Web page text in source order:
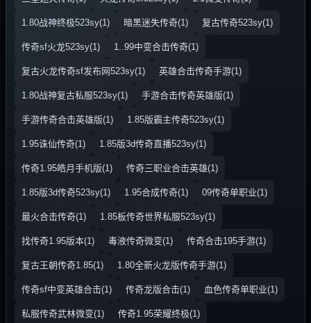
1.80战神终极523sy(1) 暗黑迷失传奇(1) 复古传奇523sy(1)
传奇sf火龙523sy(1) 1..99中变合击传奇(1)
复古火龙传奇sf发布网523sy(1) 英雄合击传奇手游(1)
1.80战神复古私服523sy(1) 手游合击传奇英雄版(1)
手游传奇合击英雄版(1) 1.85版霸主传奇523sy(1)
1.95诛仙传奇(1) 1.85版3d传奇直播523sy(1)
传奇1.95皓月手机版(1) 传奇三职业合击英雄(1)
1.85版3d传奇523sy(1) 1.95合成传奇(1) 09传奇单职业(1)
最火合击传奇(1) 1.85板传奇世界私服523sy(1)
找传奇1.95版本(1) 毒液传奇微变(1) 传奇合击195手游(1)
复古王朝传奇1.85(1) 1.80全新火龙版传奇手游(1)
传奇sf中变英雄合击(1) 传奇龙版合击(1) 血色传奇单职业(1)
私服传奇武林微变(1) 传奇1.95荣耀终极(1)